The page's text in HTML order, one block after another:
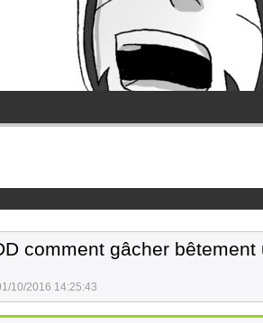
comment gâcher bêtement
10/2016 14:25:43